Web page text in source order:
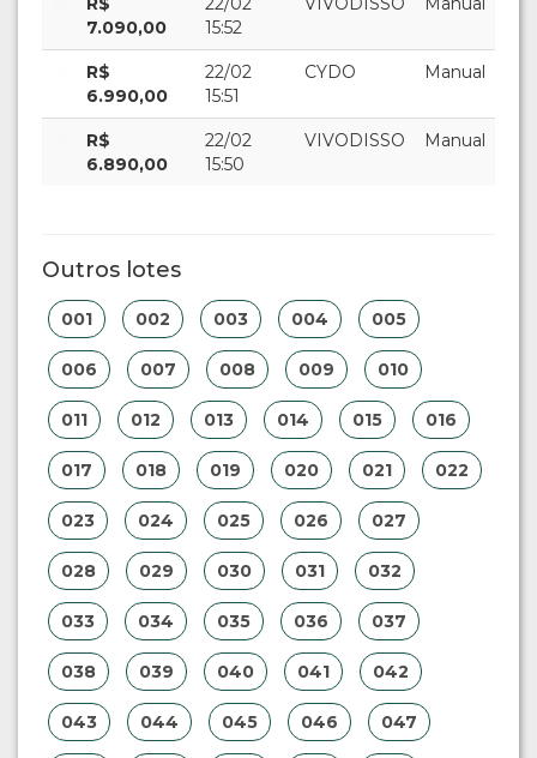
7.090,00
15:52
R$
6.990,00
22/02
15:51
CYDO Manual
R$
6.890,00
22/02
15:50
VIVODISSO Manual
Outros lotes
001 002 003 004 005
006 007 008 009 010
011 012 013 014 015 016
017 018 019 020 021 022
023 024 025 026 027
028 029 030 031 032
033 034 035 036 037
038 039 040 041 042
043 044 045 046 047